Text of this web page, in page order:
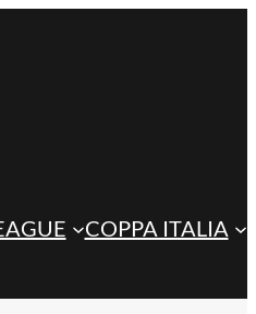
COPPA ITALIA